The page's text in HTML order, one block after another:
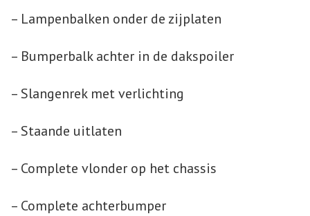
– Lampenbalken onder de zijplaten
– Bumperbalk achter in de dakspoiler
– Slangenrek met verlichting
– Staande uitlaten
– Complete vlonder op het chassis
– Complete achterbumper